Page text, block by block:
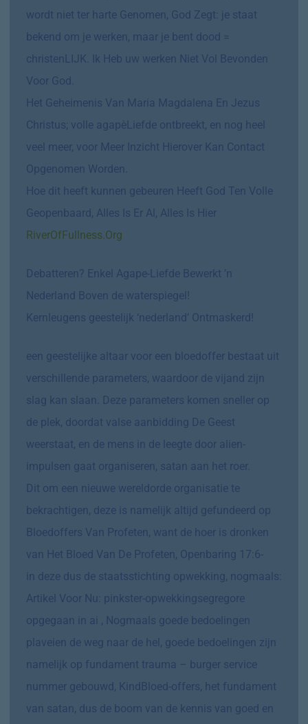
wordt niet ter harte Genomen, God Zegt: je staat
bekend om je werken, maar je bent dood =
christenLIJK. Ik Heb uw werken Niet Vol Bevonden
Voor God.
Het Geheimenis Van Maria Magdalena En Jezus
Christus; volle agapèLiefde ontbreekt, en nog heel
veel meer, voor Meer Inzicht Hierover Kan Contact
Opgenomen Worden.
Hoe dit heeft kunnen gebeuren Heeft God Ten Volle
Geopenbaard, Alles Is Er Al, Alles Is Hier
RiverOfFullness.Org
Debatteren? Enkel Agape-Liefde Bewerkt ’n
Nederland Boven de waterspiegel!
Kernleugens geestelijk ‘nederland’ Ontmaskerd!
een geestelijke altaar voor een bloedoffer bestaat uit
verschillende parameters, waardoor de vijand zijn
slag kan slaan. Deze parameters komen sneller op
de plek, doordat valse aanbidding De Geest
weerstaat, en de mens in de leegte door alien-
impulsen gaat organiseren, satan aan het roer.
Dit om een nieuwe wereldorde organisatie te
bekrachtigen, deze is namelijk altijd gefundeerd op
Bloedoffers Van Profeten, want de hoer is dronken
van Het Bloed Van De Profeten, Openbaring 17:6-
in deze dus de staatsstichting opwekking, nogmaals:
Artikel Voor Nu: pinkster-opwekkingsegregore
opgegaan in ai , Nogmaals goede bedoelingen
plaveien de weg naar de hel, goede bedoelingen zijn
namelijk op fundament trauma – burger service
nummer gebouwd, KindBloed-offers, het fundament
van satan, dus de boom van de kennis van goed en